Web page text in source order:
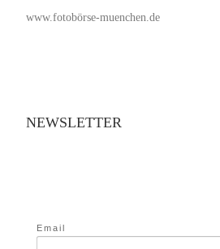
www.fotobörse-muenchen.de
NEWSLETTER
Email